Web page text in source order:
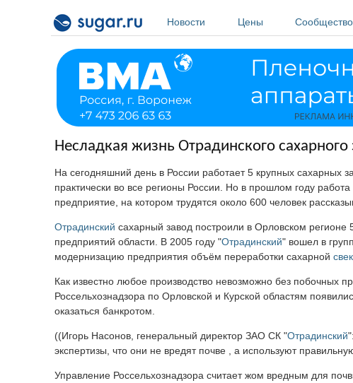
Новости
Цены Сообщество
Несладкая жизнь Отрадинского сахарного
На сегодняшний день в России работает 5 крупных сахарных
практически во все регионы России. Но в прошлом году
предприятие, на котором трудятся около 600 человек
Отрадинский сахарный завод построили в Орловском
предприятий области. В 2005 году "Отрадинский" вошел в
модернизацию предприятия объём переработки сахарной
Как известно любое производство невозможно без побочных
Россельхознадзора по Орловской и Курской областям
оказаться банкротом.
((Игорь Насонов, генеральный директор ЗАО СК "Отрадинский
экспертизы, что они не вредят почве , а используют
Управление Россельхознадзора считает жом вредным для